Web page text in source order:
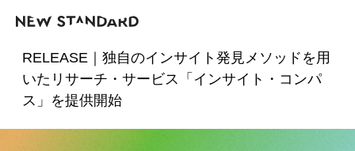
RELEASE｜独自のインサイト発見メソッドを用
いたリサーチ・サービス「インサイト・コンパ
ス」を提供開始